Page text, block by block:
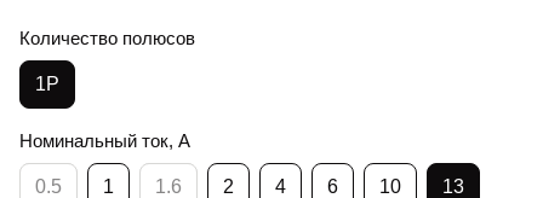
Количество полюсов
1Р
Номинальный ток, А
0.5 1 1.6 2 4 6 10 13